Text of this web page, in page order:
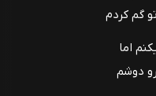
گم کردم
اما
دوشم